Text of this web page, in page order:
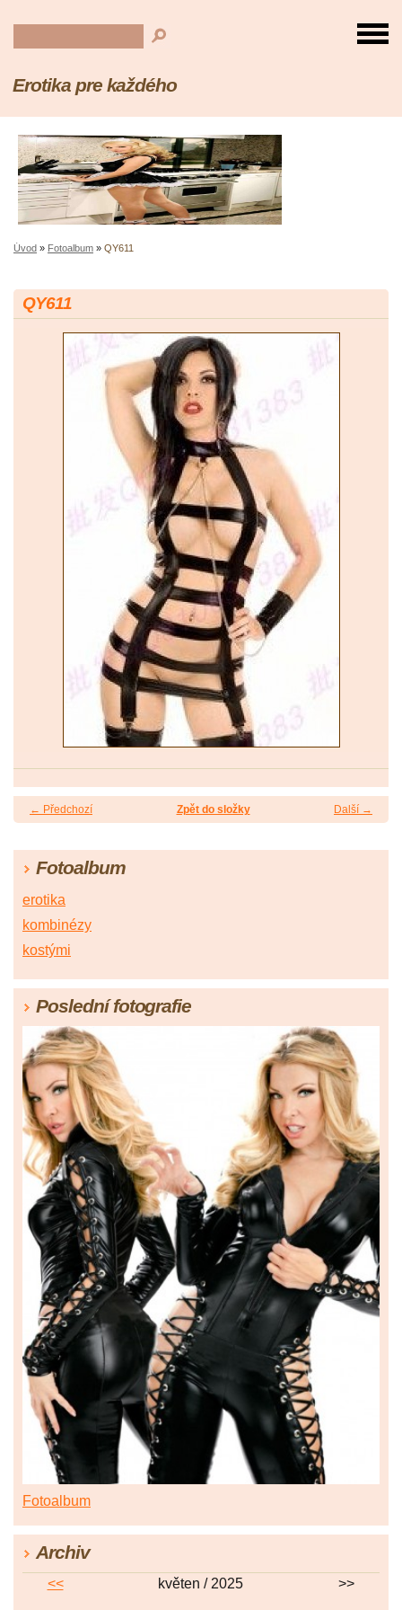
Erotika pre každého
Úvod » Fotoalbum » QY611
QY611
← Předchozí Další →
Zpět do složky
Fotoalbum
erotika
kombinézy
kostými
Poslední fotografie
Fotoalbum
Archiv
<< květen / 2025 >>